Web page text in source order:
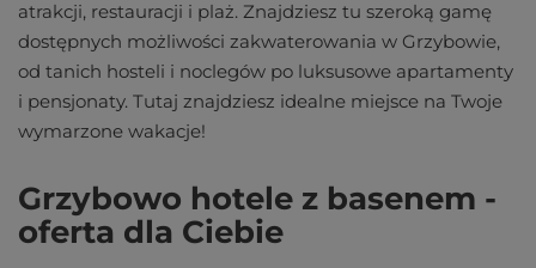
atrakcji, restauracji i plaż. Znajdziesz tu szeroką gamę
dostępnych możliwości zakwaterowania w Grzybowie,
od tanich hosteli i noclegów po luksusowe apartamenty
i pensjonaty. Tutaj znajdziesz idealne miejsce na Twoje
wymarzone wakacje!
Grzybowo hotele z basenem -
oferta dla Ciebie